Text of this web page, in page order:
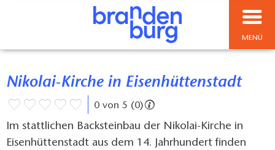
MENÜ
Nikolai-Kirche in Eisenhüttenstadt
0 von 5 (0)
Im stattlichen Backsteinbau der Nikolai-Kirche in
Eisenhüttenstadt aus dem 14. Jahrhundert finden